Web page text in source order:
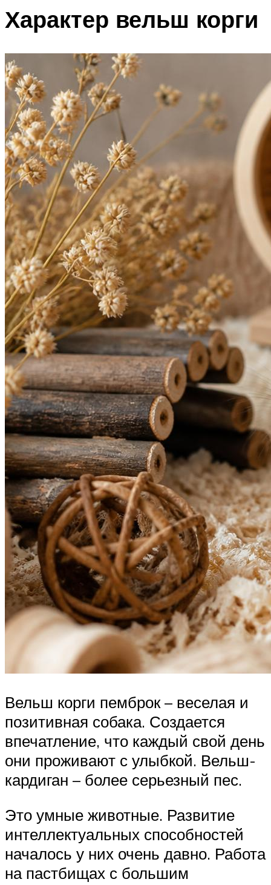
Характер вельш корги
Вельш корги пемброк – веселая и
позитивная собака. Создается
впечатление, что каждый свой день
они проживают с улыбкой. Вельш-
кардиган – более серьезный пес.
Это умные животные. Развитие
интеллектуальных способностей
началось у них очень давно. Работа
на пастбищах с большим